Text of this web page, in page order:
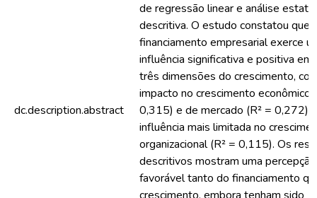
dc.description.abstract
de regressão linear e análise
descritiva. O estudo constatou que
financiamento empresarial exerce
influência significativa e positiva em
três dimensões do crescimento,
impacto no crescimento econômico
0,315) e de mercado (R² = 0,272),
influência mais limitada no
organizacional (R² = 0,115). Os
descritivos mostram uma percepção
favorável tanto do financiamento